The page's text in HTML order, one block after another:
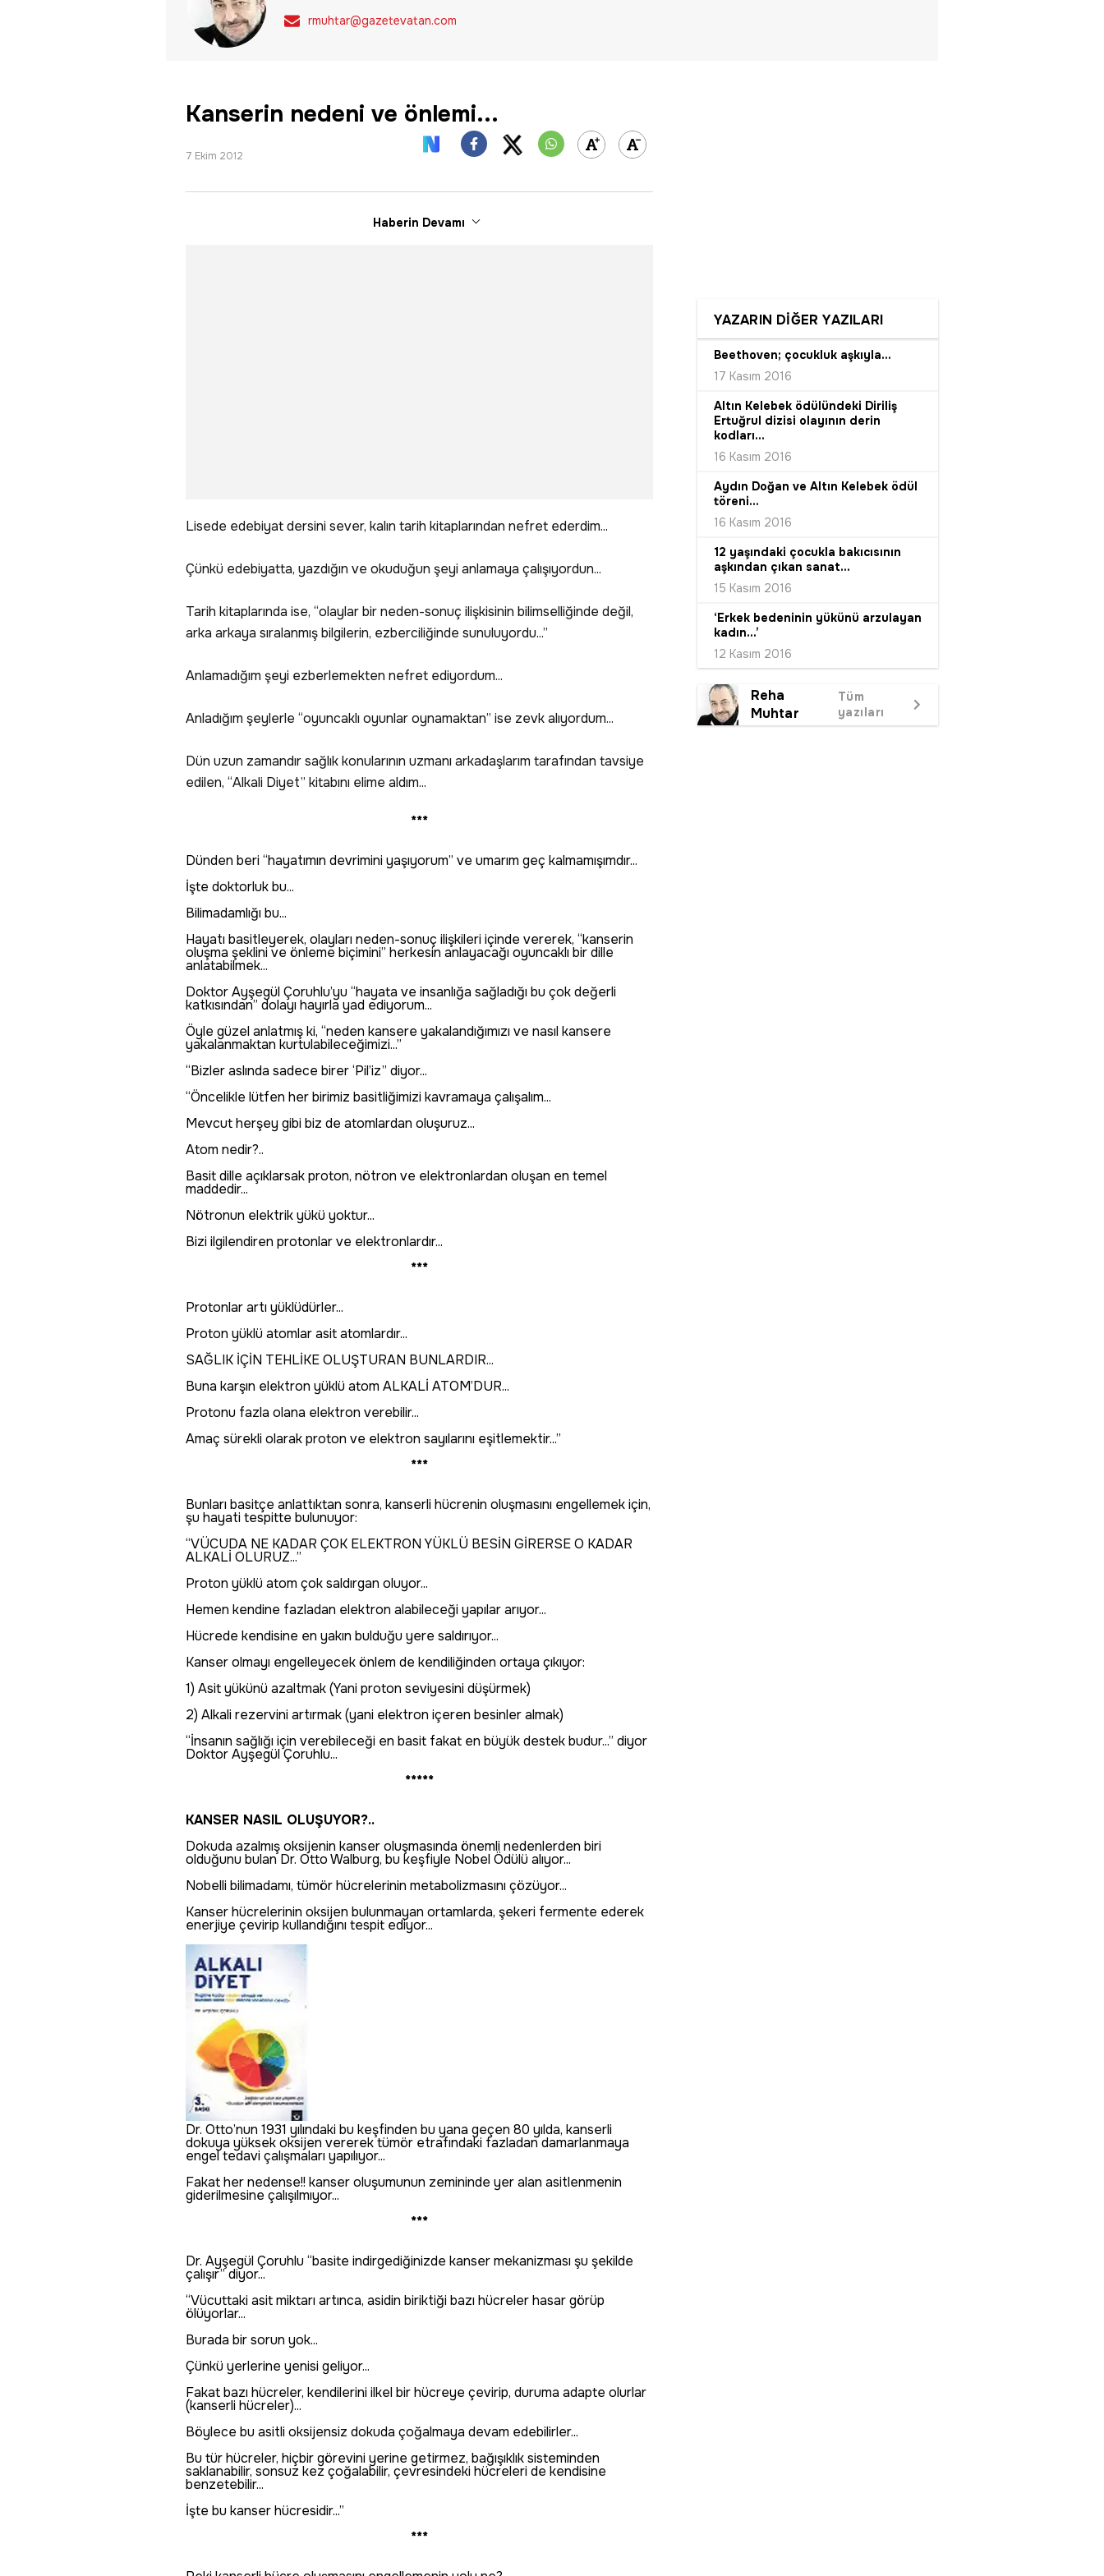
rmuhtar@gazetevatan.com
Kanserin nedeni ve önlemi...
7 Ekim 2012
Haberin Devamı
Lisede edebiyat dersini sever, kalın tarih kitaplarından nefret ederdim...
Çünkü edebiyatta, yazdığın ve okuduğun şeyi anlamaya çalışıyordun...
Tarih kitaplarında ise, “olaylar bir neden-sonuç ilişkisinin bilimselliğinde değil,
arka arkaya sıralanmış bilgilerin, ezberciliğinde sunuluyordu...”
Anlamadığım şeyi ezberlemekten nefret ediyordum...
Anladığım şeylerle “oyuncaklı oyunlar oynamaktan” ise zevk alıyordum...
Dün uzun zamandır sağlık konularının uzmanı arkadaşlarım tarafından tavsiye
edilen, “Alkali Diyet” kitabını elime aldım...
***
Dünden beri “hayatımın devrimini yaşıyorum” ve umarım geç kalmamışımdır...
İşte doktorluk bu...
Bilimadamlığı bu...
Hayatı basitleyerek, olayları neden-sonuç ilişkileri içinde vererek, “kanserin
oluşma şeklini ve önleme biçimini” herkesin anlayacağı oyuncaklı bir dille
anlatabilmek...
Doktor Ayşegül Çoruhlu’yu “hayata ve insanlığa sağladığı bu çok değerli
katkısından” dolayı hayırla yad ediyorum...
Öyle güzel anlatmış ki, “neden kansere yakalandığımızı ve nasıl kansere
yakalanmaktan kurtulabileceğimizi...”
“Bizler aslında sadece birer ‘Pil’iz” diyor...
“Öncelikle lütfen her birimiz basitliğimizi kavramaya çalışalım...
Mevcut herşey gibi biz de atomlardan oluşuruz...
Atom nedir?..
Basit dille açıklarsak proton, nötron ve elektronlardan oluşan en temel
maddedir...
Nötronun elektrik yükü yoktur...
Bizi ilgilendiren protonlar ve elektronlardır...
***
Protonlar artı yüklüdürler...
Proton yüklü atomlar asit atomlardır...
SAĞLIK İÇİN TEHLİKE OLUŞTURAN BUNLARDIR...
Buna karşın elektron yüklü atom ALKALİ ATOM’DUR...
Protonu fazla olana elektron verebilir...
Amaç sürekli olarak proton ve elektron sayılarını eşitlemektir...”
***
Bunları basitçe anlattıktan sonra, kanserli hücrenin oluşmasını engellemek için,
şu hayati tespitte bulunuyor:
“VÜCUDA NE KADAR ÇOK ELEKTRON YÜKLÜ BESİN GİRERSE O KADAR
ALKALİ OLURUZ...”
Proton yüklü atom çok saldırgan oluyor...
Hemen kendine fazladan elektron alabileceği yapılar arıyor...
Hücrede kendisine en yakın bulduğu yere saldırıyor...
Kanser olmayı engelleyecek önlem de kendiliğinden ortaya çıkıyor:
1) Asit yükünü azaltmak (Yani proton seviyesini düşürmek)
2) Alkali rezervini artırmak (yani elektron içeren besinler almak)
“İnsanın sağlığı için verebileceği en basit fakat en büyük destek budur...” diyor
Doktor Ayşegül Çoruhlu...
*****
KANSER NASIL OLUŞUYOR?..
Dokuda azalmış oksijenin kanser oluşmasında önemli nedenlerden biri
olduğunu bulan Dr. Otto Walburg, bu keşfiyle Nobel Ödülü alıyor...
Nobelli bilimadamı, tümör hücrelerinin metabolizmasını çözüyor...
Kanser hücrelerinin oksijen bulunmayan ortamlarda, şekeri fermente ederek
enerjiye çevirip kullandığını tespit ediyor...
Dr. Otto’nun 1931 yılındaki bu keşfinden bu yana geçen 80 yılda, kanserli
dokuya yüksek oksijen vererek tümör etrafındaki fazladan damarlanmaya
engel tedavi çalışmaları yapılıyor...
Fakat her nedense!! kanser oluşumunun zemininde yer alan asitlenmenin
giderilmesine çalışılmıyor...
***
Dr. Ayşegül Çoruhlu “basite indirgediğinizde kanser mekanizması şu şekilde
çalışır” diyor...
“Vücuttaki asit miktarı artınca, asidin biriktiği bazı hücreler hasar görüp
ölüyorlar...
Burada bir sorun yok...
Çünkü yerlerine yenisi geliyor...
Fakat bazı hücreler, kendilerini ilkel bir hücreye çevirip, duruma adapte olurlar
(kanserli hücreler)...
Böylece bu asitli oksijensiz dokuda çoğalmaya devam edebilirler...
Bu tür hücreler, hiçbir görevini yerine getirmez, bağışıklık sisteminden
saklanabilir, sonsuz kez çoğalabilir, çevresindeki hücreleri de kendisine
benzetebilir...
İşte bu kanser hücresidir...”
***
YAZARIN DİĞER YAZILARI
Beethoven; çocukluk aşkıyla...
17 Kasım 2016
Altın Kelebek ödülündeki Diriliş
Ertuğrul dizisi olayının derin
kodları...
16 Kasım 2016
Aydın Doğan ve Altın Kelebek ödül
töreni...
16 Kasım 2016
12 yaşındaki çocukla bakıcısının
aşkından çıkan sanat...
15 Kasım 2016
‘Erkek bedeninin yükünü arzulayan
kadın...’
12 Kasım 2016
Reha
Muhtar
Tüm
yazıları